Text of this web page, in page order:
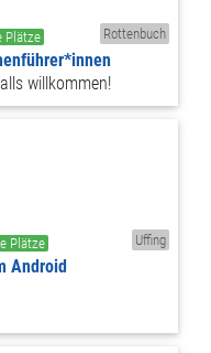
Plätze Rottenbuch
willkommen!
Plätze Uffing
Android